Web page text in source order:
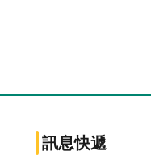
訊息快遞